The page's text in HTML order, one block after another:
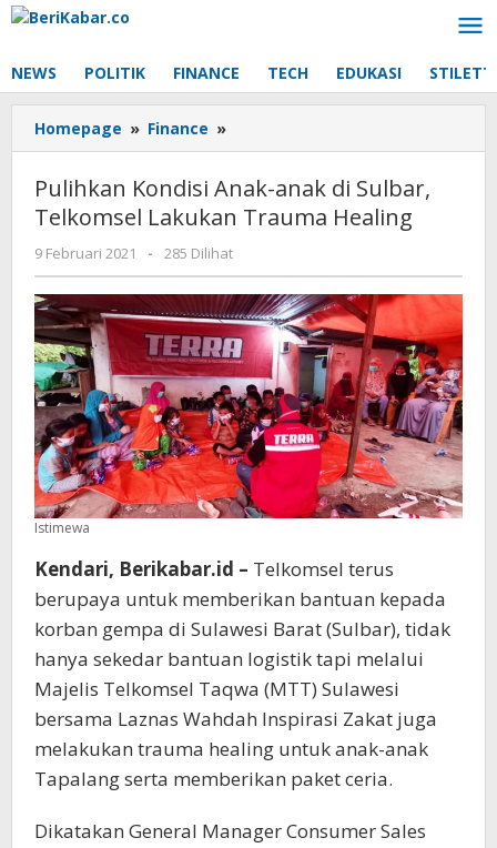
Lewati
NEWS POLITIK FINANCE TECH EDUKASI
Homepage » Finance »
Kondisi
anak
di
Sulbar,
Lakukan
Trauma
Healing
Pulihkan Kondisi Anak-anak di Sulbar,
Telkomsel Lakukan Trauma Healing
9 Februari 2021
oleh
Beri
Kabar
- 285 Dilihat
Istimewa
Kendari, Berikabar.id – Telkomsel terus
berupaya untuk memberikan bantuan kepada
korban gempa di Sulawesi Barat (Sulbar), tidak
hanya sekedar bantuan logistik tapi melalui
Majelis Telkomsel Taqwa (MTT) Sulawesi
bersama Laznas Wahdah Inspirasi Zakat juga
melakukan trauma healing untuk anak-anak
Tapalang serta memberikan paket ceria.
Dikatakan General Manager Consumer Sales